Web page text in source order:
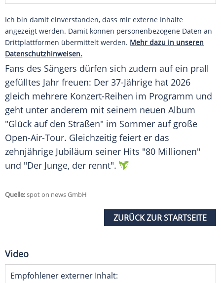
Ich bin damit einverstanden, dass mir externe Inhalte
angezeigt werden. Damit können personenbezogene Daten an
Drittplattformen übermittelt werden. Mehr dazu in unseren
Datenschutzhinweisen.
Fans des Sängers dürfen sich zudem auf ein prall
gefülltes Jahr freuen: Der 37-Jährige hat 2026
gleich mehrere Konzert-Reihen im Programm und
geht unter anderem mit seinem neuen Album
"Glück auf den Straßen" im Sommer auf große
Open-Air-Tour. Gleichzeitig feiert er das
zehnjährige Jubiläum seiner Hits "80 Millionen"
und "Der Junge, der rennt".
Quelle:spot on news GmbH
ZURÜCK ZUR STARTSEITE
Video
Empfohlener externer Inhalt: